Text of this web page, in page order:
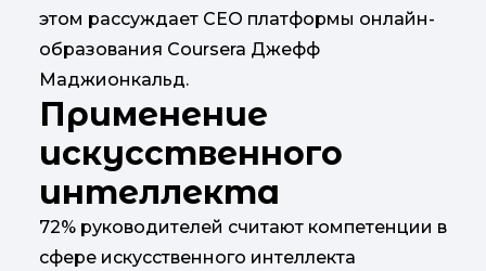
этом рассуждает CEO платформы онлайн-
образования Coursera Джефф
Маджионкальд.
Применение
искусственного
интеллекта
72% руководителей считают компетенции в
сфере искусственного интеллекта